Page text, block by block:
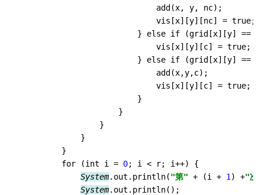
                            add(x, y, nc);
                            vis[x][y][nc] = true;
                        } else if (grid[x][y] ==
                            vis[x][y][c] = true;
                        } else if (grid[x][y] ==
                            add(x,y,c);
                            vis[x][y][c] = true;
                        }
                    }
                }
            }
        }
        for (int i =
0; i < r; i++) {
System.out.println("第" + (i + 1 ) +"次
System.out.println();